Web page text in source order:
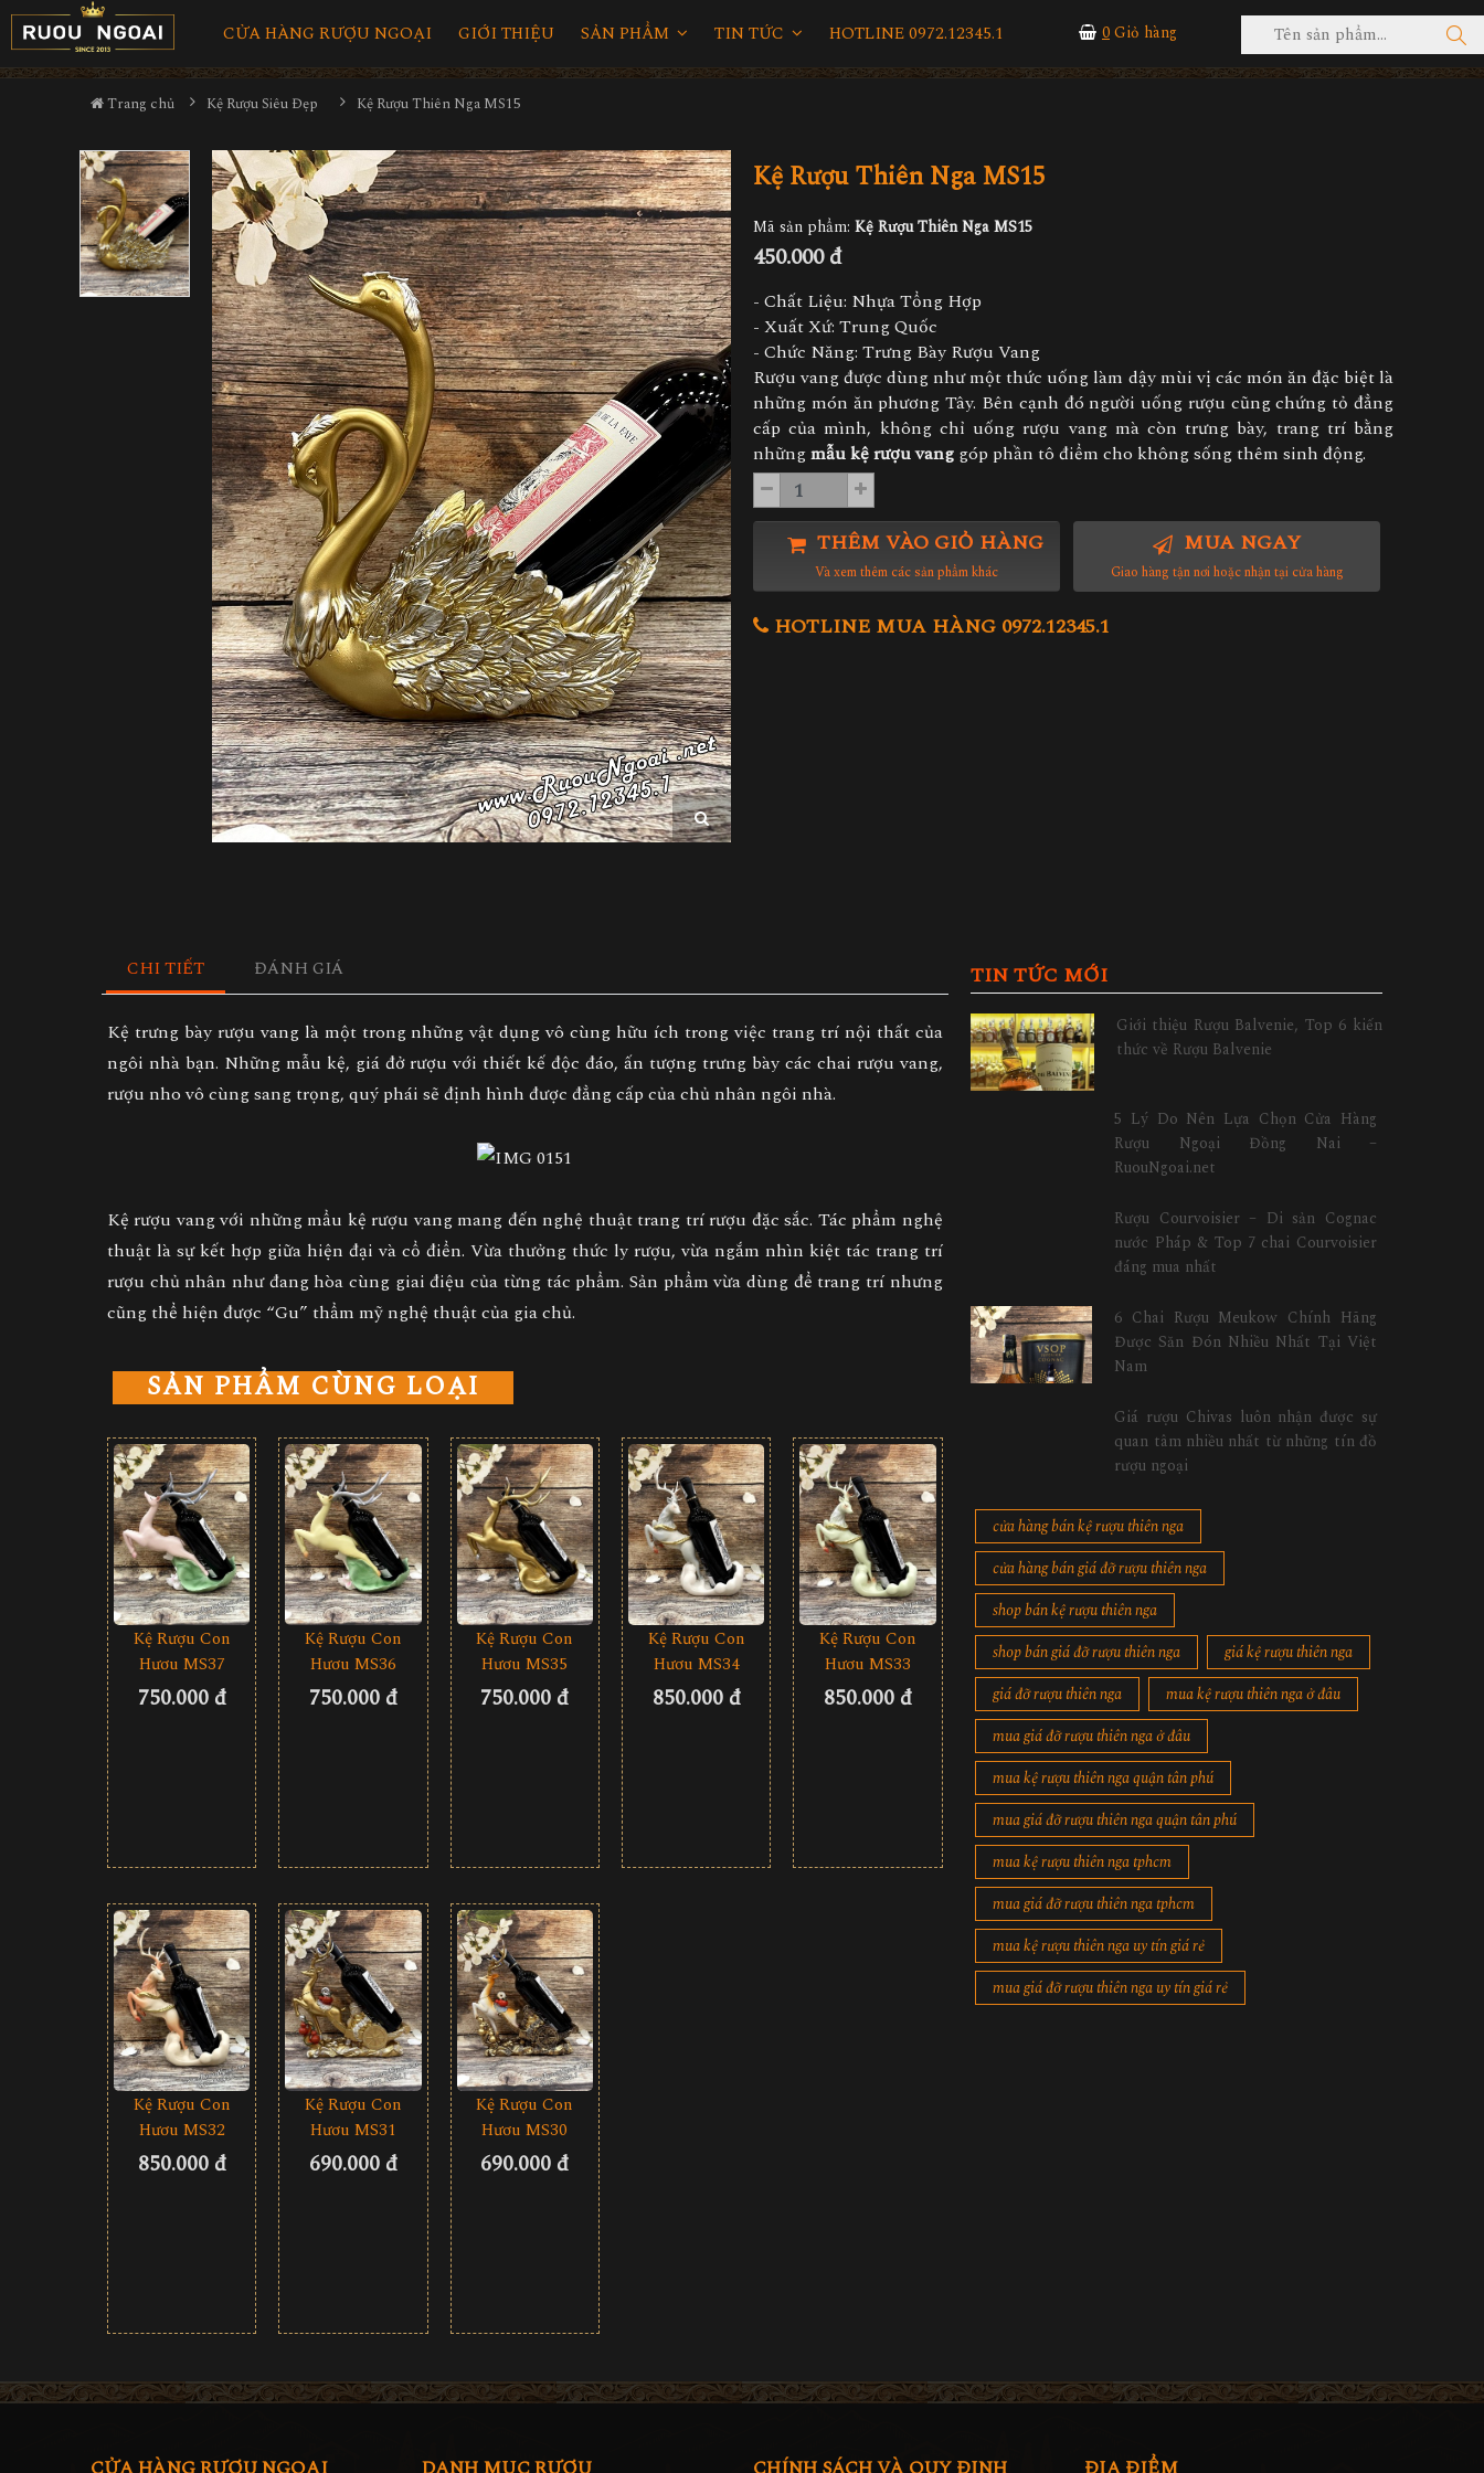
CỬA HÀNG RƯỢU NGOẠI GIỚI THIỆU SẢN PHẨM TIN TỨC HOTLINE 0972.12345.1 0Giỏ hàng
Trang chủ Kệ Rượu Siêu Đẹp Kệ Rượu Thiên Nga MS15
Kệ Rượu Thiên Nga MS15
Mã sản phẩm: Kệ Rượu Thiên Nga MS15
450.000 đ
- Chất Liệu: Nhựa Tổng Hợp
- Xuất Xứ: Trung Quốc
- Chức Năng: Trưng Bày Rượu Vang
Rượu vang được dùng như một thức uống làm dậy mùi vị các món ăn đặc biệt là
những món ăn phương Tây. Bên cạnh đó người uống rượu cũng chứng tỏ đẳng
cấp của mình, không chỉ uống rượu vang mà còn trưng bày, trang trí bằng
nhữngmẫu kệ rượu vang góp phần tô điểm cho không sống thêm sinh động.
THÊM VÀO GIỎ HÀNG
Và xem thêm các sản phẩm khác
MUA NGAY
Giao hàng tận nơi hoặc nhận tại cửa hàng
HOTLINE MUA HÀNG 0972.12345.1
CHI TIẾT ĐÁNH GIÁ
Kệ trưng bày rượu vanglà một trong những vật dụng vô cùng hữu ích trong việc trang trí nội thất của
ngôi nhà bạn. Những mẫu kệ, giá đở rượu với thiết kế độc đáo, ấn tượng trưng bày các chai rượu vang,
rượu nho vô cùng sang trọng, quý phái sẽ định hình được đẳng cấp của chủ nhân ngôi nhà.
Kệ rượu vangvới những mẩu kệ rượu vang mang đến nghệ thuật trang trí rượu đặc sắc. Tác phẩm nghệ
thuật là sự kết hợp giữa hiện đại và cổ điển. Vừa thưởng thức ly rượu, vừa ngắm nhìn kiệt tác trang trí
rượu chủ nhân như đang hòa cùng giai điệu của từng tác phẩm. Sản phẩm vừa dùng để trang trí nhưng
cũng thể hiện được “Gu” thẩm mỹ nghệ thuật của gia chủ.
SẢN PHẨM CÙNG LOẠI
Kệ Rượu Con
Hươu MS37
750.000 đ
Kệ Rượu Con
Hươu MS36
750.000 đ
Kệ Rượu Con
Hươu MS35
750.000 đ
Kệ Rượu Con
Hươu MS34
850.000 đ
Kệ Rượu Con
Hươu MS33
850.000 đ
Kệ Rượu Con
Hươu MS32
850.000 đ
Kệ Rượu Con
Hươu MS31
690.000 đ
Kệ Rượu Con
Hươu MS30
690.000 đ
TIN TỨC MỚI
Giới thiệu Rượu Balvenie, Top 6 kiến
thức về Rượu Balvenie
5 Lý Do Nên Lựa Chọn Cửa Hàng
Rượu Ngoại Đồng Nai –
RuouNgoai.net
Rượu Courvoisier – Di sản Cognac
nước Pháp & Top 7 chai Courvoisier
đáng mua nhất
6 Chai Rượu Meukow Chính Hãng
Được Săn Đón Nhiều Nhất Tại Việt
Nam
Giá rượu Chivas luôn nhận được sự
quan tâm nhiều nhất từ những tín đồ
rượu ngoại
cửa hàng bán kệ rượu thiên nga
cửa hàng bán giá đỡ rượu thiên nga
shop bán kệ rượu thiên nga
shop bán giá đỡ rượu thiên nga
giá kệ rượu thiên nga
giá đỡ rượu thiên nga
mua kệ rượu thiên nga ở đâu
mua giá đỡ rượu thiên nga ở đâu
mua kệ rượu thiên nga quận tân phú
mua giá đỡ rượu thiên nga quận tân phú
mua kệ rượu thiên nga tphcm
mua giá đỡ rượu thiên nga tphcm
mua kệ rượu thiên nga uy tín giá rẻ
mua giá đỡ rượu thiên nga uy tín giá rẻ